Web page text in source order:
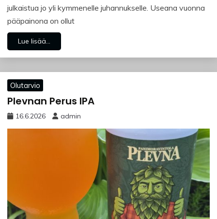
julkaistua jo yli kymmenelle juhannukselle. Useana vuonna
pääpainona on ollut
Lue lisää...
Olutarvio
Plevnan Perus IPA
16.6.2026 admin